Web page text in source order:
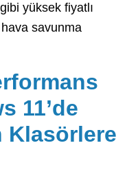
yüksek fiyatlı
hava savunma
11’de
Klasörlere